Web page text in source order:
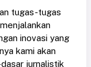
tugas-tugas
inovasi yang
kami akan
jurnalistik